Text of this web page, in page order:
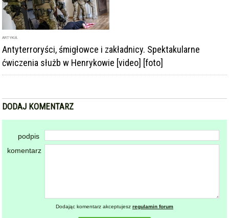
ARTYKUŁ
Antyterroryści, śmigłowce i zakładnicy. Spektakularne
ćwiczenia służb w Henrykowie [video] [foto]
DODAJ KOMENTARZ
podpis
komentarz
Dodając komentarz akceptujesz regulamin forum